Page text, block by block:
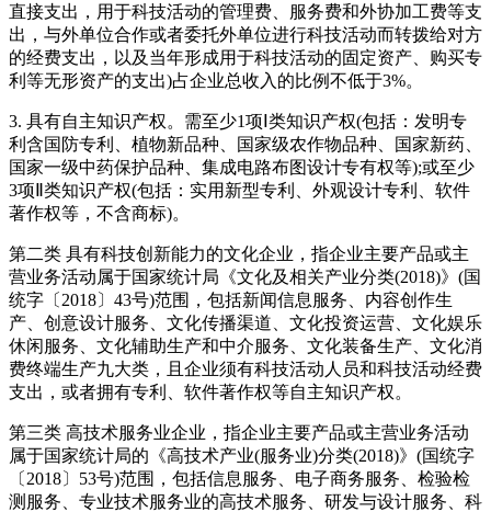
直接支出，用于科技活动的管理费、服务费和外协加工费等支
出，与外单位合作或者委托外单位进行科技活动而转拨给对方
的经费支出，以及当年形成用于科技活动的固定资产、购买专
利等无形资产的支出)占企业总收入的比例不低于3%。
3. 具有自主知识产权。需至少1项Ⅰ类知识产权(包括：发明专
利含国防专利、植物新品种、国家级农作物品种、国家新药、
国家一级中药保护品种、集成电路布图设计专有权等);或至少
3项Ⅱ类知识产权(包括：实用新型专利、外观设计专利、软件
著作权等，不含商标)。
第二类 具有科技创新能力的文化企业，指企业主要产品或主
营业务活动属于国家统计局《文化及相关产业分类(2018)》(国
统字〔2018〕43号)范围，包括新闻信息服务、内容创作生
产、创意设计服务、文化传播渠道、文化投资运营、文化娱乐
休闲服务、文化辅助生产和中介服务、文化装备生产、文化消
费终端生产九大类，且企业须有科技活动人员和科技活动经费
支出，或者拥有专利、软件著作权等自主知识产权。
第三类 高技术服务业企业，指企业主要产品或主营业务活动
属于国家统计局的《高技术产业(服务业)分类(2018)》(国统字
〔2018〕53号)范围，包括信息服务、电子商务服务、检验检
测服务、专业技术服务业的高技术服务、研发与设计服务、科